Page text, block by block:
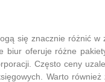
się znacznie różnić
biur oferuje różne
Często ceny
Warto